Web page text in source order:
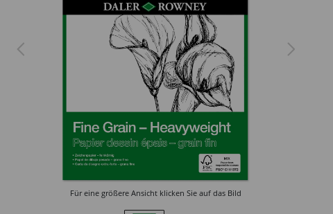
Für eine größere Ansicht klicken Sie auf das Bild